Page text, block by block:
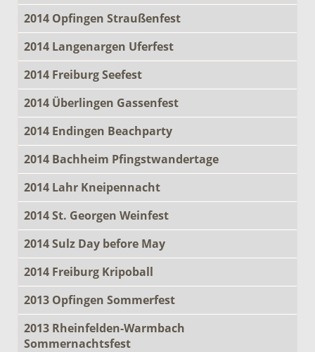
2014 Opfingen Straußenfest
2014 Langenargen Uferfest
2014 Freiburg Seefest
2014 Überlingen Gassenfest
2014 Endingen Beachparty
2014 Bachheim Pfingstwandertage
2014 Lahr Kneipennacht
2014 St. Georgen Weinfest
2014 Sulz Day before May
2014 Freiburg Kripoball
2013 Opfingen Sommerfest
2013 Rheinfelden-Warmbach
Sommernachtsfest